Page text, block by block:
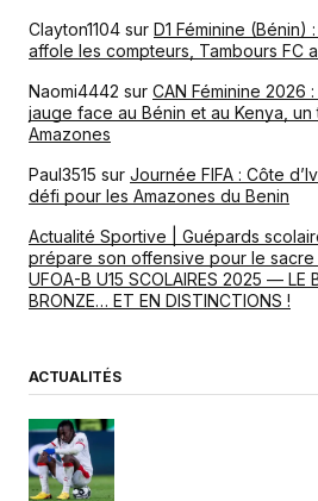
Clayton1104 sur D1 Féminine (Bénin)
affole les compteurs, Tambours FC
Naomi4442 sur CAN Féminine 2026
jauge face au Bénin et au Kenya,
Amazones
Paul3515 sur Journée FIFA : Côte
défi pour les Amazones du Benin
Actualité Sportive | Guépards
prépare son offensive pour le sacre
UFOA-B U15 SCOLAIRES 2025 — LE
BRONZE… ET EN DISTINCTIONS !
ACTUALITÉS